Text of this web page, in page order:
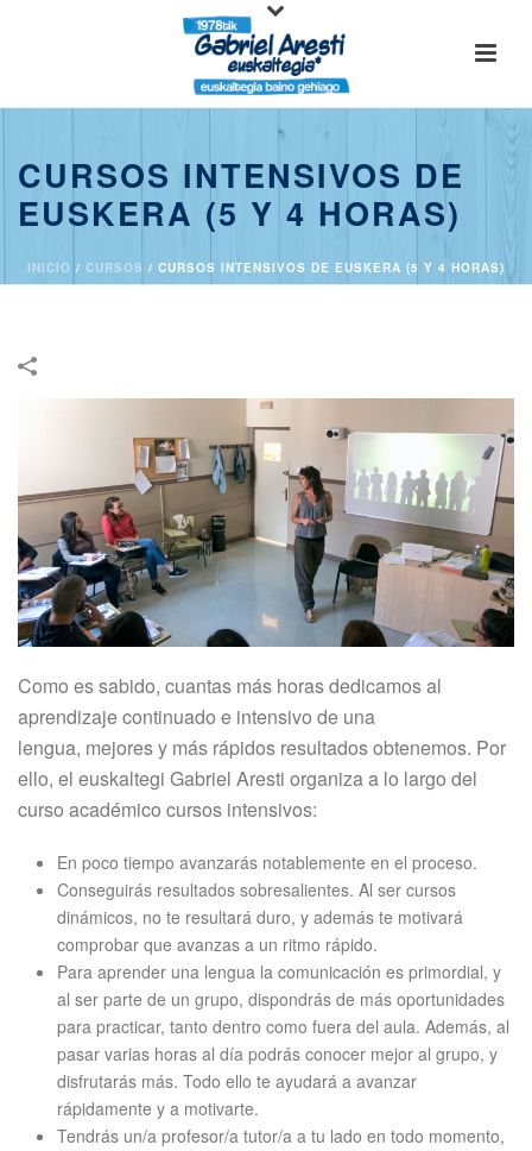
CURSOS INTENSIVOS DE
EUSKERA (5 Y 4 HORAS)
INICIO / CURSOS / CURSOS INTENSIVOS DE EUSKERA (5 Y 4 HORAS)
Como es sabido, cuantas más horas dedicamos al
aprendizaje continuado e intensivo de una
lengua, mejores y más rápidos resultados obtenemos. Por
ello, el euskaltegi Gabriel Aresti organiza a lo largo del
curso académico cursos intensivos:
En poco tiempo avanzarás notablemente en el proceso.
Conseguirás resultados sobresalientes. Al ser cursos
dinámicos, no te resultará duro, y además te motivará
comprobar que avanzas a un ritmo rápido.
Para aprender una lengua la comunicación es primordial, y
al ser parte de un grupo, dispondrás de más oportunidades
para practicar, tanto dentro como fuera del aula. Además, al
pasar varias horas al día podrás conocer mejor al grupo, y
disfrutarás más. Todo ello te ayudará a avanzar
rápidamente y a motivarte.
Tendrás un/a profesor/a tutor/a a tu lado en todo momento,